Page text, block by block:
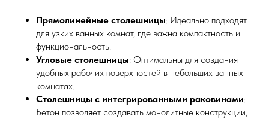
Прямолинейные столешницы: Идеально подходят
для узких ванных комнат, где важна компактность и
функциональность.
Угловые столешницы: Оптимальны для создания
удобных рабочих поверхностей в небольших ванных
комнатах.
Столешницы с интегрированными раковинами:
Бетон позволяет создавать монолитные конструкции,